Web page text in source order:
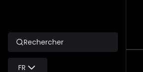
Rechercher
FR